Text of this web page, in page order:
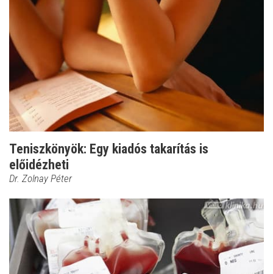
Teniszkönyök: Egy kiadós takarítás is
előidézheti
Dr. Zolnay Péter